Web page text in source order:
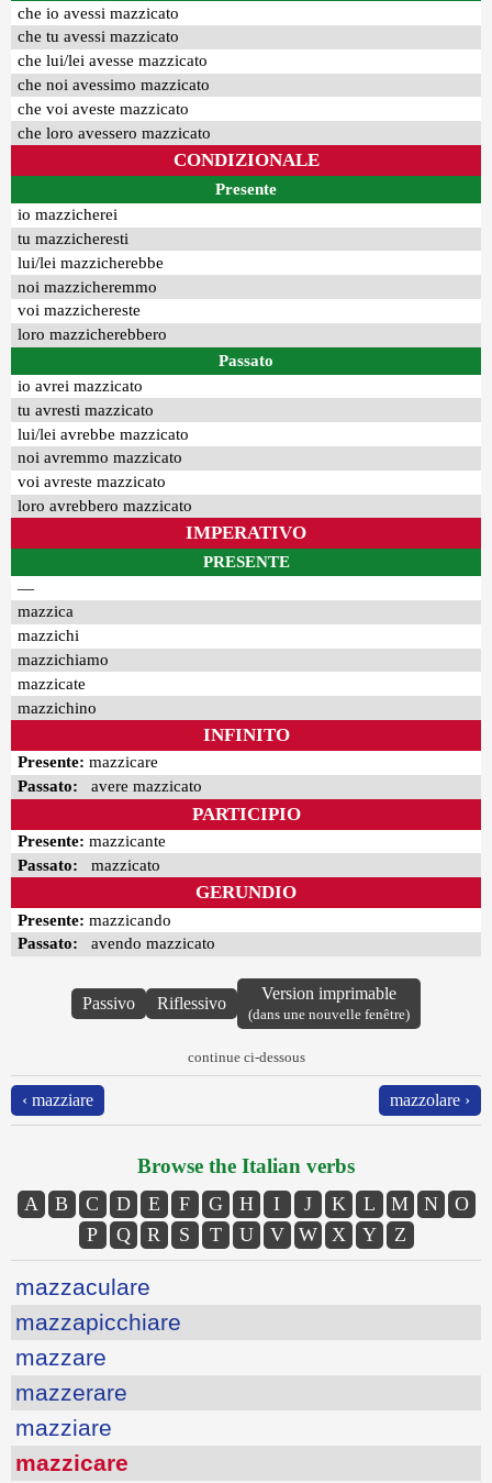
che io avessi mazzicato
che tu avessi mazzicato
che lui/lei avesse mazzicato
che noi avessimo mazzicato
che voi aveste mazzicato
che loro avessero mazzicato
CONDIZIONALE
Presente
io mazzicherei
tu mazzicheresti
lui/lei mazzicherebbe
noi mazzicheremmo
voi mazzichereste
loro mazzicherebbero
Passato
io avrei mazzicato
tu avresti mazzicato
lui/lei avrebbe mazzicato
noi avremmo mazzicato
voi avreste mazzicato
loro avrebbero mazzicato
IMPERATIVO
PRESENTE
—
mazzica
mazzichi
mazzichiamo
mazzicate
mazzichino
INFINITO
Presente: mazzicare
Passato: avere mazzicato
PARTICIPIO
Presente: mazzicante
Passato: mazzicato
GERUNDIO
Presente: mazzicando
Passato: avendo mazzicato
Passivo Riflessivo
Version imprimable
(dans une nouvelle fenêtre)
continue ci-dessous
‹ mazziare mazzolare ›
Browse the Italian verbs
A B C D E F G H I J K L M N
O
P
Q R S T U V W X Y Z
mazzaculare
mazzapicchiare
mazzare
mazzerare
mazziare
mazzicare